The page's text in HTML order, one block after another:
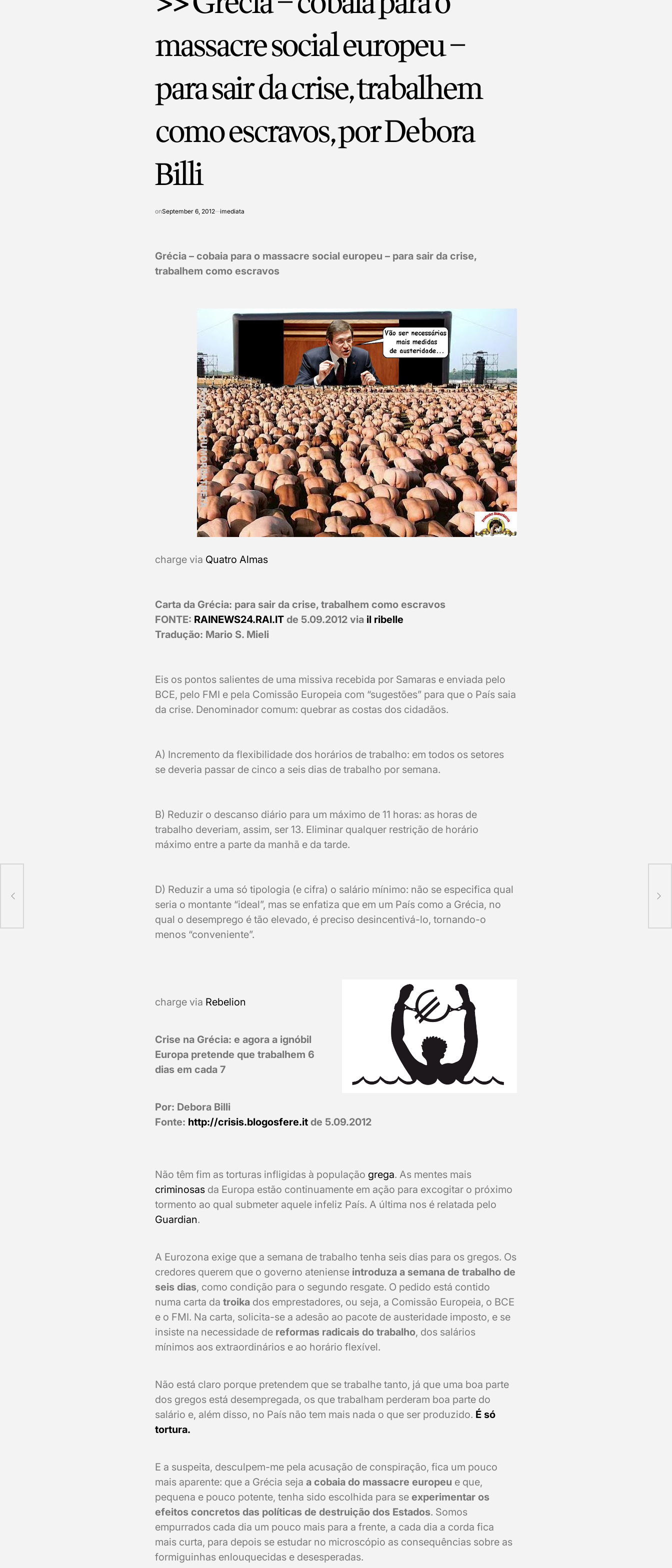
massacre social europeu –
para sair da crise, trabalhem
como escravos, por Debora
Billi
onSeptember 6, 2012 imediata
Grécia – cobaia para o massacre social europeu – para sair da crise,
trabalhem como escravos
charge via Quatro Almas
Carta da Grécia: para sair da crise, trabalhem como escravos
FONTE: RAINEWS24.RAI.IT de 5.09.2012 via il ribelle
Tradução: Mario S. Mieli
Eis os pontos salientes de uma missiva recebida por Samaras e enviada pelo
BCE, pelo FMI e pela Comissão Europeia com “sugestões” para que o País saia
da crise. Denominador comum: quebrar as costas dos cidadãos.
A) Incremento da flexibilidade dos horários de trabalho: em todos os setores
se deveria passar de cinco a seis dias de trabalho por semana.
B) Reduzir o descanso diário para um máximo de 11 horas: as horas de
trabalho deveriam, assim, ser 13. Eliminar qualquer restrição de horário
máximo entre a parte da manhã e da tarde.
D) Reduzir a uma só tipologia (e cifra) o salário mínimo: não se especifica qual
seria o montante “ideal”, mas se enfatiza que em um País como a Grécia, no
qual o desemprego é tão elevado, é preciso desincentivá-lo, tornando-o
menos “conveniente”.
charge via Rebelion
Crise na Grécia: e agora a ignóbil
Europa pretende que trabalhem 6
dias em cada 7
Por: Debora Billi
Fonte: http://crisis.blogosfere.it de 5.09.2012
Não têm fim as torturas infligidas à população grega. As mentes mais
criminosas da Europa estão continuamente em ação para excogitar o próximo
tormento ao qual submeter aquele infeliz País. A última nos é relatada pelo
Guardian.
A Eurozona exige que a semana de trabalho tenha seis dias para os gregos. Os
credores querem que o governo ateniense introduza a semana de trabalho de
seis dias, como condição para o segundo resgate. O pedido está contido
numa carta datroika dos emprestadores, ou seja, a Comissão Europeia, o BCE
e o FMI. Na carta, solicita-se a adesão ao pacote de austeridade imposto, e se
insiste na necessidade de reformas radicais do trabalho, dos salários
mínimos aos extraordinários e ao horário flexível.
Não está claro porque pretendem que se trabalhe tanto, já que uma boa parte
dos gregos está desempregada, os que trabalham perderam boa parte do
salário e, além disso, no País não tem mais nada o que ser produzido. É só
tortura.
E a suspeita, desculpem-me pela acusação de conspiração, fica um pouco
mais aparente: que a Grécia sejaa cobaia do massacre europeu e que,
pequena e pouco potente, tenha sido escolhida para seexperimentar os
efeitos concretos das políticas de destruição dos Estados. Somos
empurrados cada dia um pouco mais para a frente, a cada dia a corda fica
mais curta, para depois se estudar no microscópio as consequências sobre as
formiguinhas enlouquecidas e desesperadas.